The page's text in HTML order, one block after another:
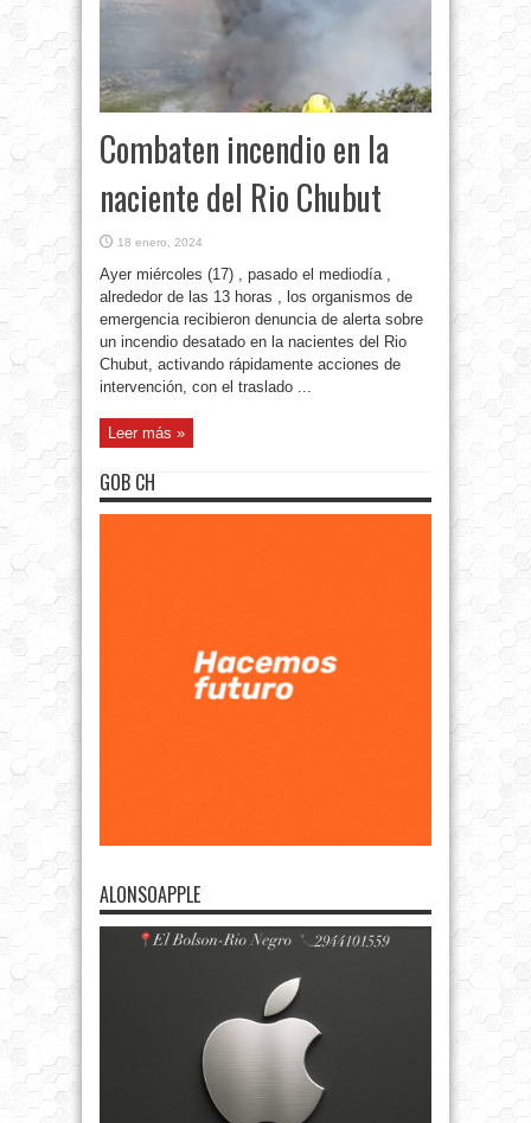
Combaten incendio en la
naciente del Rio Chubut
18 enero, 2024
Ayer miércoles (17) , pasado el mediodía ,
alrededor de las 13 horas , los organismos de
emergencia recibieron denuncia de alerta sobre
un incendio desatado en la nacientes del Rio
Chubut, activando rápidamente acciones de
intervención, con el traslado ...
Leer más »
GOB CH
ALONSOAPPLE